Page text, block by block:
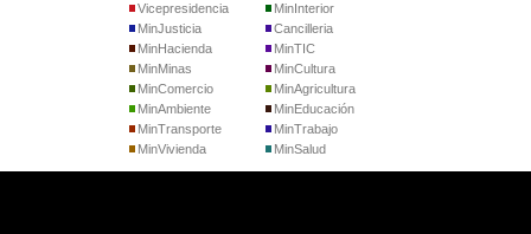
Vicepresidencia
MinJusticia
MinInterior
Cancilleria
MinHacienda
MinMinas
MinComercio
MinTIC
MinCultura
MinAgricultura
MinAmbiente
MinTransporte
MinVivienda
MinEducación
MinTrabajo
MinSalud